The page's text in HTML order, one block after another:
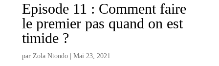
Episode 11 : Comment faire
le premier pas quand on est
timide ?
par Zola Ntondo| Mai 23, 2021